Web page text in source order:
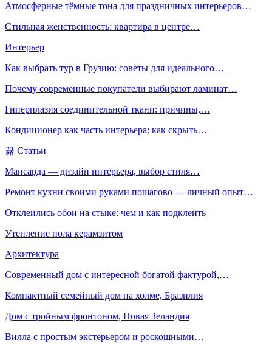
Атмосферные тёмные тона для праздничных интерьеров…
Стильная женственность: квартира в центре…
Интерьер
Как выбрать тур в Грузию: советы для идеального…
Почему современные покупатели выбирают ламинат…
Гиперплазия соединительной ткани: причины,…
Кондиционер как часть интерьера: как скрыть…
Статьи
Мансарда — дизайн интерьера, выбор стиля…
Ремонт кухни своими руками пошагово — личный опыт…
Отклеились обои на стыке: чем и как подклеить
Утепление пола керамзитом
Архитектура
Современный дом с интересной богатой фактурой,…
Компактный семейный дом на холме, Бразилия
Дом с тройным фронтоном, Новая Зеландия
Вилла с простым экстерьером и роскошными…